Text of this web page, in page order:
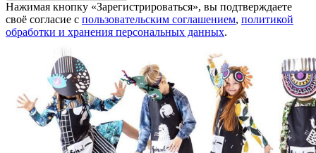
Нажимая кнопку «Зарегистрироваться», вы подтверждаете
своё согласие с пользовательским соглашением, политикой
обработки и хранения персональных данных.